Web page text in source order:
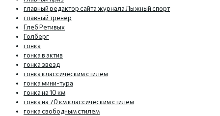
главный редактор сайта журнала Лыжный спорт
главный тренер
Глеб Ретивых
Голберг
гонка
гонка в актив
гонка звезд
гонка классическим стилем
гонка мини-тура
гонка на 10 км
гонка на 70 км классическим стилем
гонка свободным стилем